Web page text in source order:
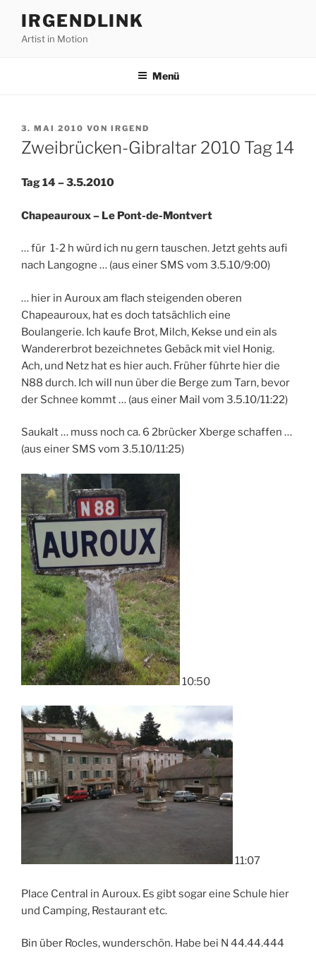
Inhalt
springen
IRGENDLINK
Artist in Motion
Menü
VERÖFFENTLICHT
AM
3. MAI 2010 VON IRGEND
Zweibrücken-Gibraltar 2010 Tag 14
Tag 14 – 3.5.2010
Chapeauroux – Le Pont-de-Montvert
… für 1-2 h würd ich nu gern tauschen. Jetzt gehts aufi
nach Langogne … (aus einer SMS vom 3.5.10/9:00)
… hier in Auroux am flach steigenden oberen
Chapeauroux, hat es doch tatsächlich eine
Boulangerie. Ich kaufe Brot, Milch, Kekse und ein als
Wandererbrot bezeichnetes Gebäck mit viel Honig.
Ach, und Netz hat es hier auch. Früher führte hier die
N88 durch. Ich will nun über die Berge zum Tarn, bevor
der Schnee kommt … (aus einer Mail vom 3.5.10/11:22)
Saukalt … muss noch ca. 6 2brücker Xberge schaffen …
(aus einer SMS vom 3.5.10/11:25)
10:50
11:07
Place Central in Auroux. Es gibt sogar eine Schule hier
und Camping, Restaurant etc.
Bin über Rocles, wunderschön. Habe bei N 44.44.444